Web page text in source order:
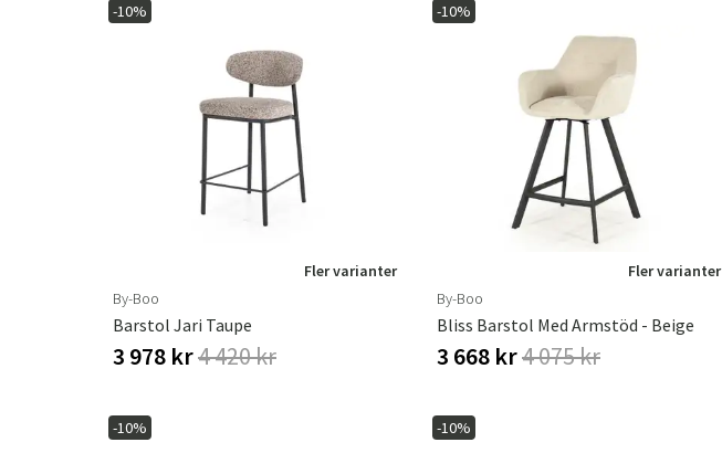
-10%
Fler varianter
By-Boo
Barstol Jari Taupe
3 978 kr4 420 kr
-10%
Fler varianter
By-Boo
Bliss Barstol Med Armstöd - Beige
3 668 kr4 075 kr
-10% -10%